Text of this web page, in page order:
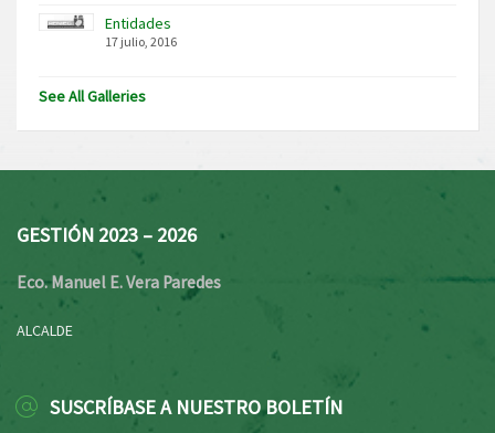
Entidades
17 julio, 2016
See All Galleries
GESTIÓN 2023 – 2026
Eco. Manuel E. Vera Paredes
ALCALDE
SUSCRÍBASE A NUESTRO BOLETÍN